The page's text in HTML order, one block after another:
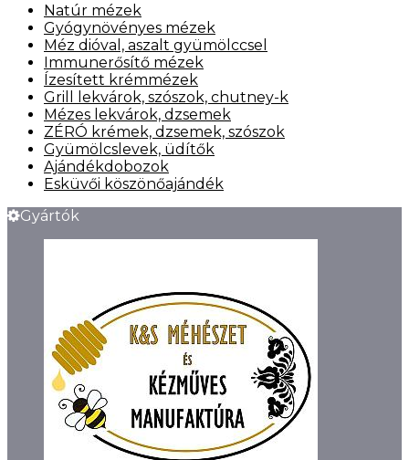
Natúr mézek
Gyógynövényes mézek
Méz dióval, aszalt gyümölccsel
Immunerősítő mézek
Ízesített krémmézek
Grill lekvárok, szószok, chutney-k
Mézes lekvárok, dzsemek
ZÉRÓ krémek, dzsemek, szószok
Gyümölcslevek, üdítők
Ajándékdobozok
Esküvői köszönőajándék
Gyártók